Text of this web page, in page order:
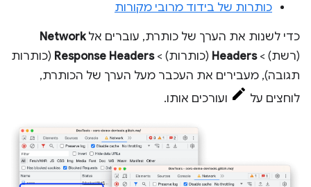
כותרות של בידוד מרובי מקורות
כדי לשנות את הערך של כותרת, עוברים אלNetwork
(רשת) >Headers (כותרות) >Response Headers (כותרות
תגובה), מעבירים את העכבר מעל הערך של הכותרת,
לוחצים על
ועורכים אותו.